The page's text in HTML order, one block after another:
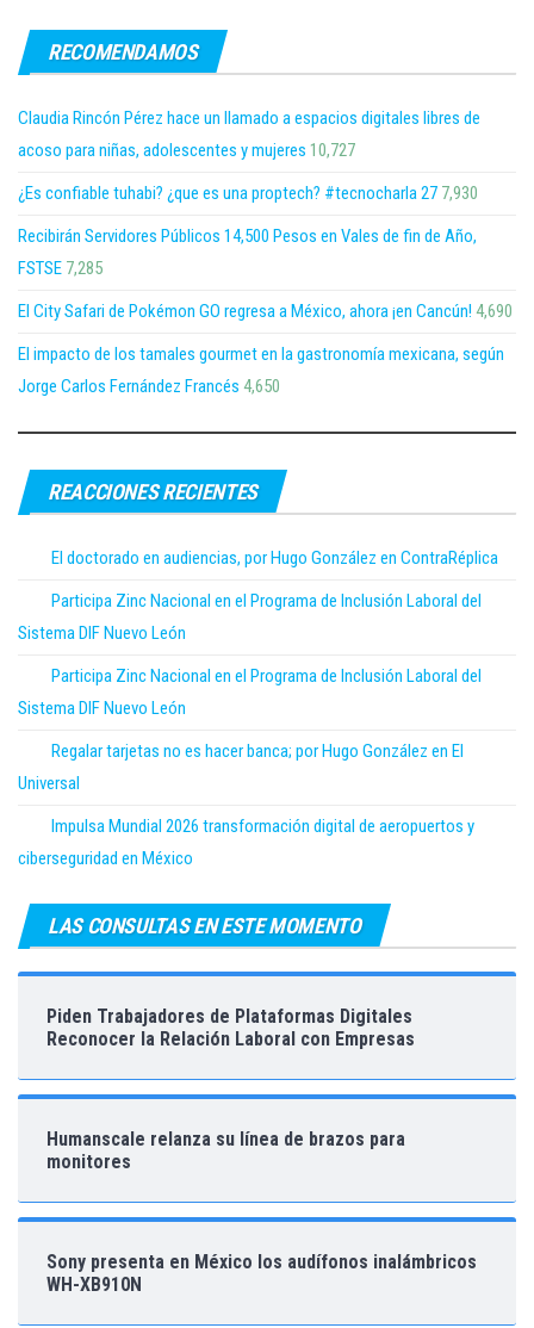
RECOMENDAMOS
Claudia Rincón Pérez hace un llamado a espacios digitales libres de
acoso para niñas, adolescentes y mujeres 10,727
¿Es confiable tuhabi? ¿que es una proptech? #tecnocharla 27 7,930
Recibirán Servidores Públicos 14,500 Pesos en Vales de fin de Año,
FSTSE 7,285
El City Safari de Pokémon GO regresa a México, ahora ¡en Cancún! 4,690
El impacto de los tamales gourmet en la gastronomía mexicana, según
Jorge Carlos Fernández Francés 4,650
REACCIONES RECIENTES
El doctorado en audiencias, por Hugo González en ContraRéplica
Participa Zinc Nacional en el Programa de Inclusión Laboral del
Sistema DIF Nuevo León
Participa Zinc Nacional en el Programa de Inclusión Laboral del
Sistema DIF Nuevo León
Regalar tarjetas no es hacer banca; por Hugo González en El
Universal
Impulsa Mundial 2026 transformación digital de aeropuertos y
ciberseguridad en México
LAS CONSULTAS EN ESTE MOMENTO
Piden Trabajadores de Plataformas Digitales
Reconocer la Relación Laboral con Empresas
Humanscale relanza su línea de brazos para
monitores
Sony presenta en México los audífonos inalámbricos
WH-XB910N